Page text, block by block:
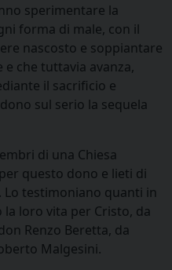
sperimentare la
forma di male, con il
nascosto e soppiantare
che tuttavia avanza,
il sacrificio e
sul serio la sequela
di una Chiesa
questo dono e lieti di
testimoniano quanti in
loro vita per Cristo, da
Renzo Beretta, da
Malgesini.